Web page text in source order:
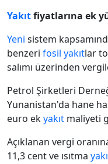
Yakıtfiyatlarına ek
Yeni sistem
benzeri fosil yakıtlar
salımı üzerinden
Petrol Şirketleri
Yunanistan'da hane
euro ekyakıt maliyeti
Açıklanan vergi
11,3 cent ve ısıtma